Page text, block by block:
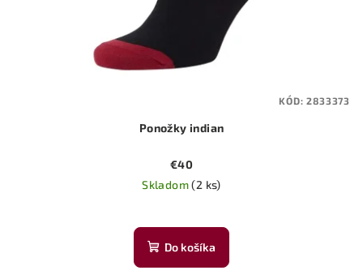
Ponožky indian
€40
Skladom(2 ks)
Do košíka
KÓD:2833373